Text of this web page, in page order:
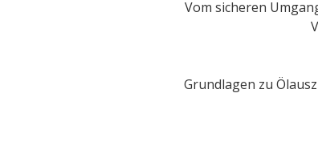
Vom sicheren
Grundlagen zu